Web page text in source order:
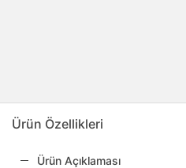
Ürün Özellikleri
Ürün Açıklaması